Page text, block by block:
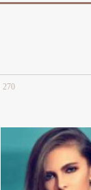
270